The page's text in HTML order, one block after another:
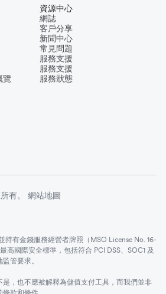
覽
資源中心
網誌
客戶分享
新聞中心
常見問題
服務支援
服務支援
服務狀態
有。 網站地圖
持有金錢服務經營者牌照（MSO License No. 16-
高國際安全標準，包括符合 PCI DSS、SOC1 及
管要求。
，也不應被解釋為儲值支付工具，而我們並非